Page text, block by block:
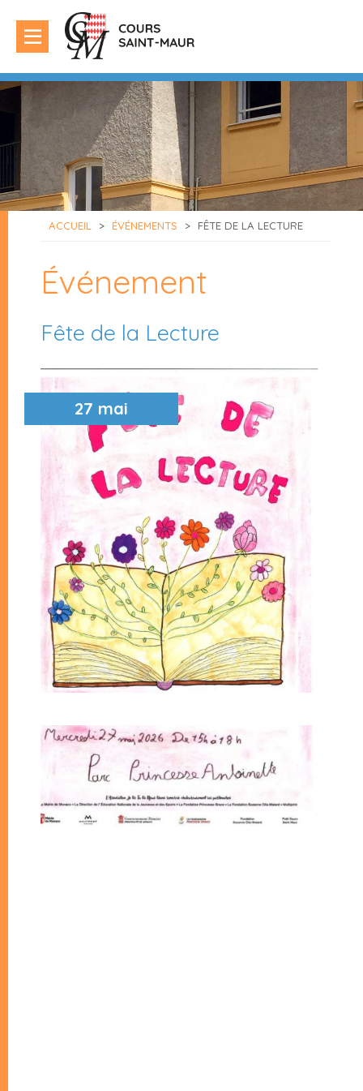
ACCUEIL > ÉVÉNEMENTS > FÊTE DE LA LECTURE
Événement
Fête de la Lecture
27 mai